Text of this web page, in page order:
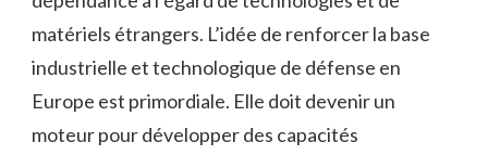
matériels étrangers. L’idée de renforcer la base
industrielle et technologique de défense en
Europe est primordiale. Elle doit devenir un
moteur pour développer des capacités